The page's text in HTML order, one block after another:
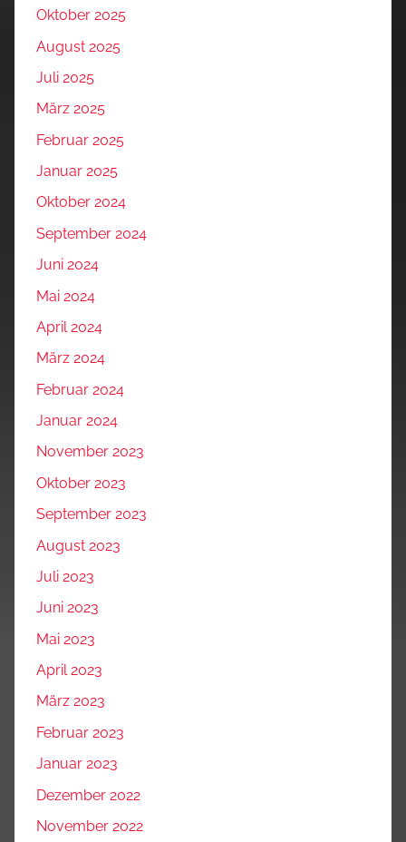
Oktober 2025
August 2025
Juli 2025
März 2025
Februar 2025
Januar 2025
Oktober 2024
September 2024
Juni 2024
Mai 2024
April 2024
März 2024
Februar 2024
Januar 2024
November 2023
Oktober 2023
September 2023
August 2023
Juli 2023
Juni 2023
Mai 2023
April 2023
März 2023
Februar 2023
Januar 2023
Dezember 2022
November 2022